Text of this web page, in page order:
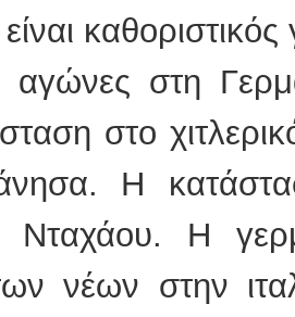
αγώνες στη
στο
Η
Νταχάου. Η
νέων στην